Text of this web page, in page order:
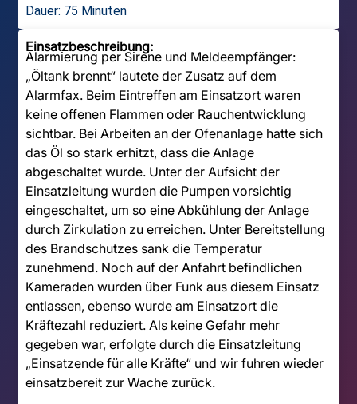
Dauer: 75 Minuten
Einsatzbeschreibung:
Alarmierung per Sirene und Meldeempfänger:
„Öltank brennt“ lautete der Zusatz auf dem
Alarmfax. Beim Eintreffen am Einsatzort waren
keine offenen Flammen oder Rauchentwicklung
sichtbar. Bei Arbeiten an der Ofenanlage hatte sich
das Öl so stark erhitzt, dass die Anlage
abgeschaltet wurde. Unter der Aufsicht der
Einsatzleitung wurden die Pumpen vorsichtig
eingeschaltet, um so eine Abkühlung der Anlage
durch Zirkulation zu erreichen. Unter Bereitstellung
des Brandschutzes sank die Temperatur
zunehmend. Noch auf der Anfahrt befindlichen
Kameraden wurden über Funk aus diesem Einsatz
entlassen, ebenso wurde am Einsatzort die
Kräftezahl reduziert. Als keine Gefahr mehr
gegeben war, erfolgte durch die Einsatzleitung
„Einsatzende für alle Kräfte“ und wir fuhren wieder
einsatzbereit zur Wache zurück.